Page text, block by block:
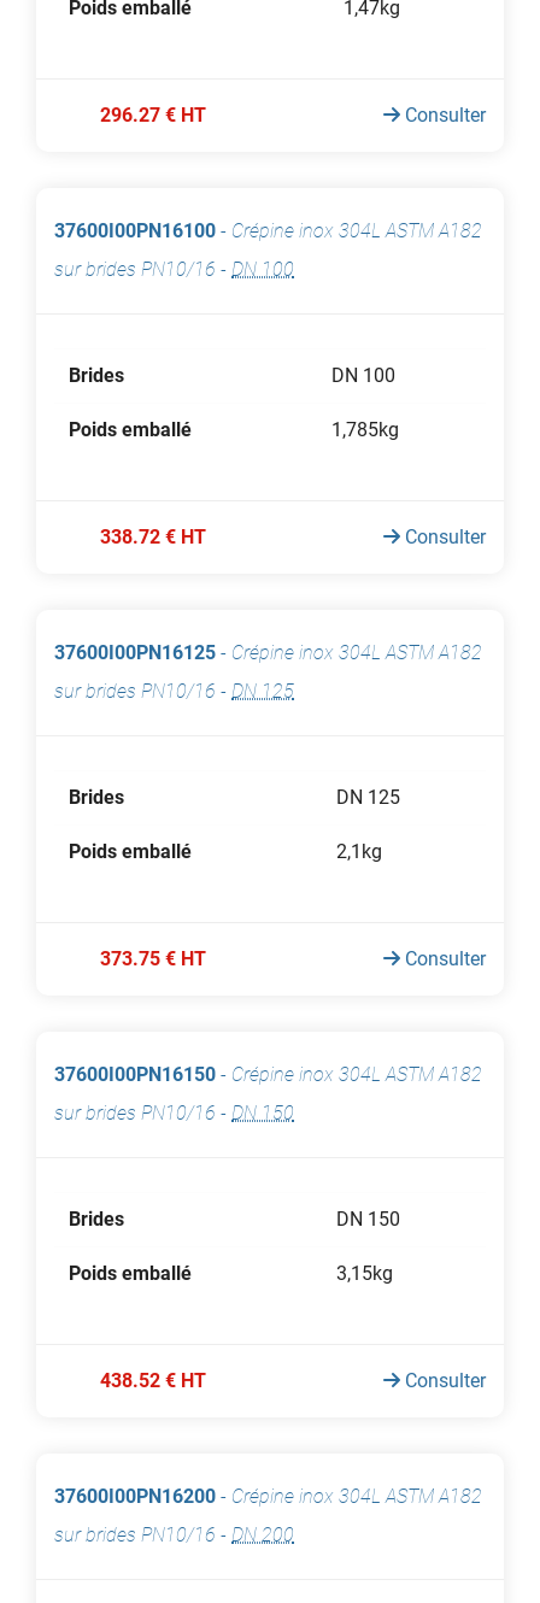
Poids emballé 1,47kg
296.27 € HT Consulter
37600I00PN16100 - Crépine inox 304L ASTM A182
sur brides PN10/16 - DN 100
Brides DN 100
Poids emballé 1,785kg
338.72 € HT Consulter
37600I00PN16125 - Crépine inox 304L ASTM A182
sur brides PN10/16 - DN 125
Brides DN 125
Poids emballé 2,1kg
373.75 € HT Consulter
37600I00PN16150 - Crépine inox 304L ASTM A182
sur brides PN10/16 - DN 150
Brides DN 150
Poids emballé 3,15kg
438.52 € HT Consulter
37600I00PN16200 - Crépine inox 304L ASTM A182
sur brides PN10/16 - DN 200